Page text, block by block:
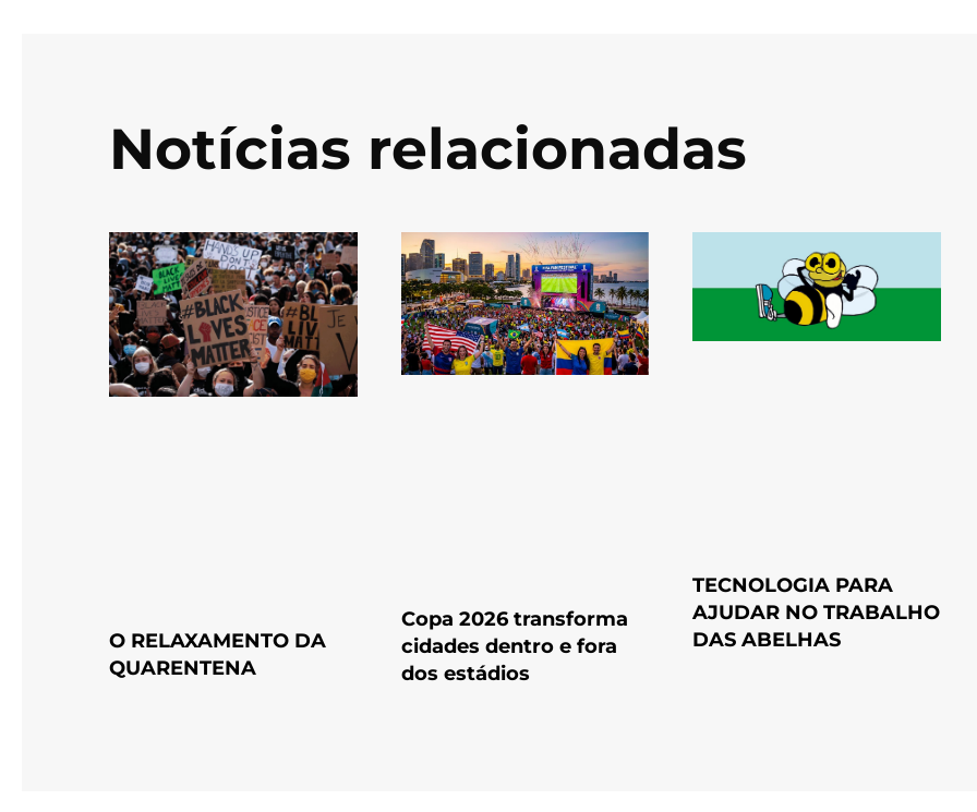
Notícias relacionadas
O RELAXAMENTO DA
QUARENTENA
Copa 2026 transforma
cidades dentro e fora
dos estádios
TECNOLOGIA PARA
AJUDAR NO TRABALHO
DAS ABELHAS